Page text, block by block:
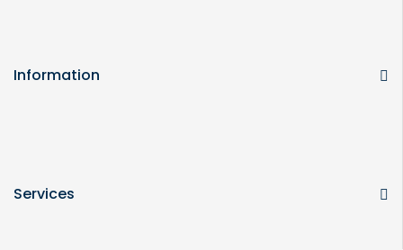
Information
Services